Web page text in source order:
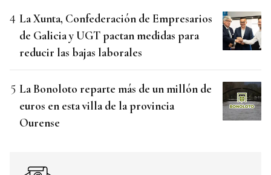
La Xunta, Confederación de Empresarios
de Galicia y UGT pactan medidas para
reducir las bajas laborales
La Bonoloto reparte más de un millón de
euros en esta villa de la provincia
Ourense